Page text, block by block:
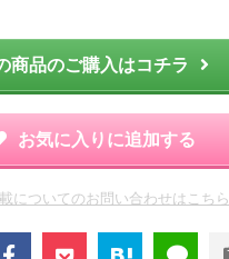
商品のご購入はコチラ
お気に入りに追加する
についてのお問い合わせはこちら